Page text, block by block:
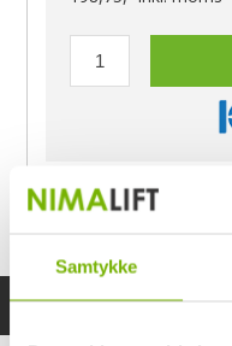
Samtykke